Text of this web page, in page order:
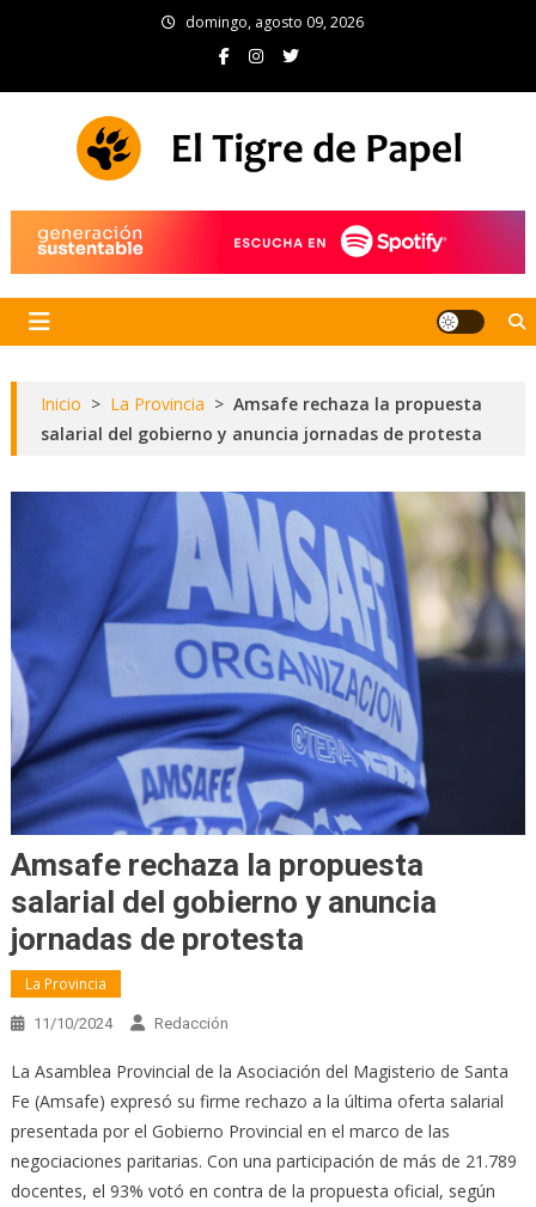
domingo, agosto 09, 2026
Inicio > La Provincia > Amsafe rechaza la propuesta
salarial del gobierno y anuncia jornadas de protesta
Amsafe rechaza la propuesta
salarial del gobierno y anuncia
jornadas de protesta
La Provincia
11/10/2024 Redacción
La Asamblea Provincial de la Asociación del Magisterio de Santa
Fe (Amsafe) expresó su firme rechazo a la última oferta salarial
presentada por el Gobierno Provincial en el marco de las
negociaciones paritarias. Con una participación de más de 21.789
docentes, el 93% votó en contra de la propuesta oficial, según